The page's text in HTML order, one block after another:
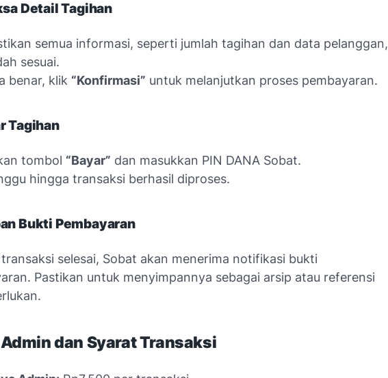
Detail Tagihan
semua informasi, seperti jumlah tagihan dan data pelanggan,
sesuai.
benar, klik “Konfirmasi” untuk melanjutkan proses pembayaran.
Tagihan
tombol “Bayar” dan masukkan PIN DANA Sobat.
hingga transaksi berhasil diproses.
Bukti Pembayaran
selesai, Sobat akan menerima notifikasi bukti
Pastikan untuk menyimpannya sebagai arsip atau referensi
dan Syarat Transaksi